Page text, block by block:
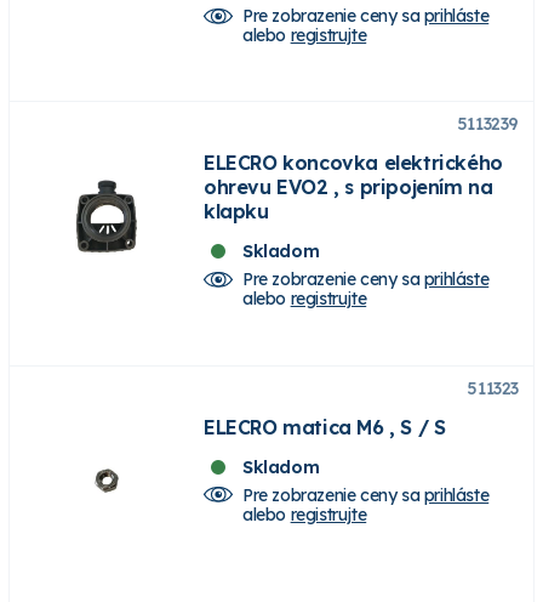
Pre zobrazenie ceny saprihláste
alebo registrujte
5113239
ELECRO koncovka elektrického
ohrevu EVO2 , s pripojením na
klapku
Skladom
Pre zobrazenie ceny saprihláste
alebo registrujte
511323
ELECRO matica M6 , S / S
Skladom
Pre zobrazenie ceny saprihláste
alebo registrujte